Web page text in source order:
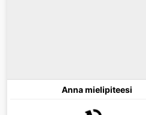
Anna mielipiteesi